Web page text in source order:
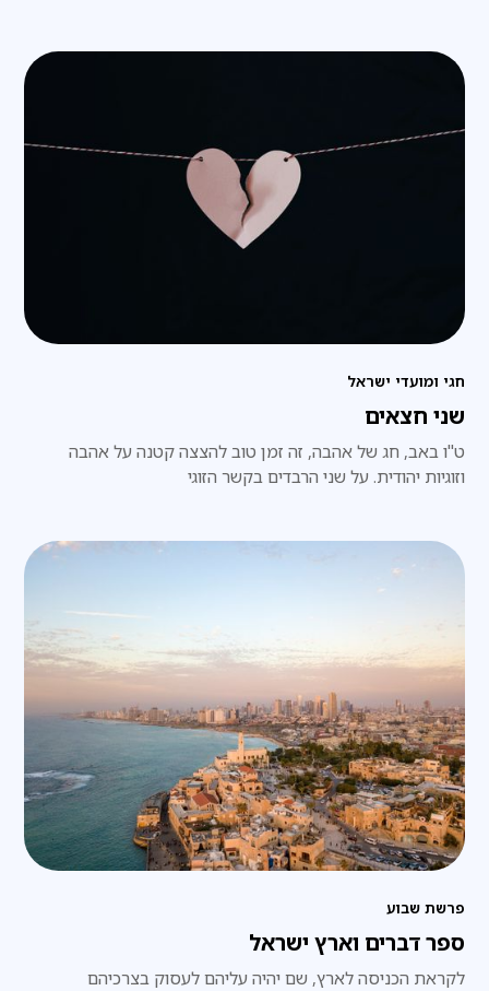
חגי ומועדי ישראל
שני חצאים
ט"ו באב, חג של אהבה, זה זמן טוב להצצה קטנה על אהבה
וזוגיות יהודית. על שני הרבדים בקשר הזוגי
פרשת שבוע
ספר דברים וארץ ישראל
לקראת הכניסה לארץ, שם יהיה עליהם לעסוק בצרכיהם